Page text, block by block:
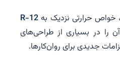
حرارتی نزدیک به R-12
در بسیاری از طراحی‌های
جدیدی برای روان‌کارها.